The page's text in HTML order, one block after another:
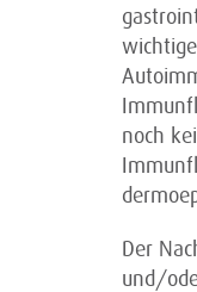
noch
Der
und/